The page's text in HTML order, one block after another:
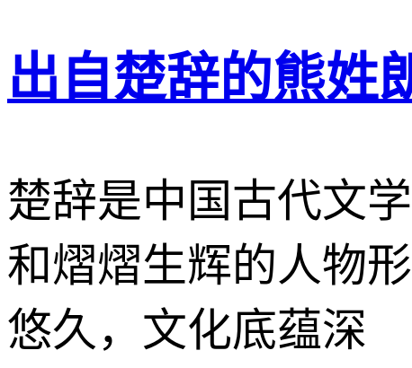
出自楚辞的熊姓
楚辞是中国古代文
和熠熠生辉的人物
悠久，文化底蕴深